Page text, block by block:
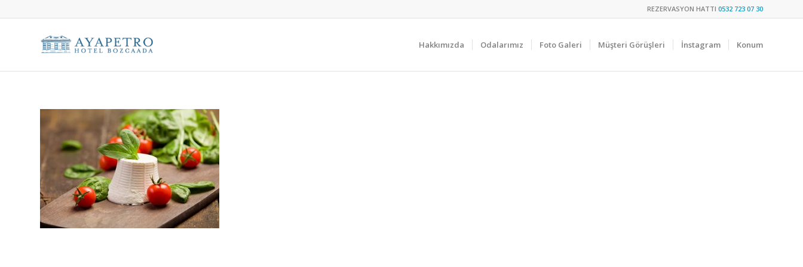
REZERVASYON HATTI 0532 723 07 30
Hakkımızda Odalarımız Foto Galeri Müşteri Görüşleri İnstagram Konum